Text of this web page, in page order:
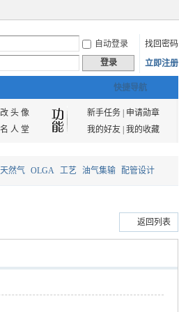
自动登录
找回密码
登录 立即注册
快捷导航
改 头 像 新手任务|
申请勋章
名 人 堂 我的好友| 我的收藏
然气 OLGA 工艺 油气集输 配管设计
返回列表